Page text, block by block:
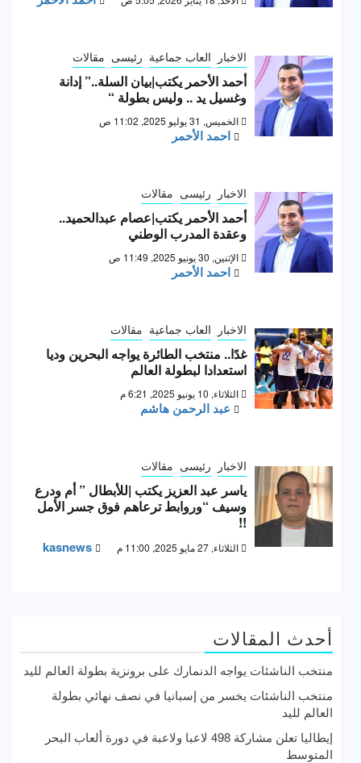
الاخبار العاب جماعية رئيسى مقالات
أحمد الأحمر يكتب|بيان السلة..” إدانة
وغسيل يد .. وليس بطولة “
الخميس, 31 يوليو 2025, 11:02 ص
احمد الأحمر
الاخبار رئيسى مقالات
أحمد الأحمر يكتب|عصام عبدالحميد..
وعقدة المدرب الوطني
الإثنين, 30 يونيو 2025, 11:49 ص
احمد الأحمر
الاخبار العاب جماعية مقالات
غدًا.. منتخب الطائرة يواجه البحرين وديا
استعدادا لبطولة العالم
الثلاثاء, 10 يونيو 2025, 6:21 م
عبد الرحمن هاشم
الاخبار رئيسى مقالات
ياسر عبد العزيز يكتب |للأبطال ” أم ودرع
وسيف “وروابط ترعاهم فوق جسر الأمل
!!
الثلاثاء, 27 مايو 2025, 11:00 م kasnews
أحدث المقالات
منتخب الناشئات يواجه الدنمارك على برونزية بطولة العالم لليد
منتخب الناشئات يخسر من إسبانيا في نصف نهائي بطولة
العالم لليد
إيطاليا تعلن مشاركة 498 لاعبا ولاعبة في دورة ألعاب البحر
المتوسط